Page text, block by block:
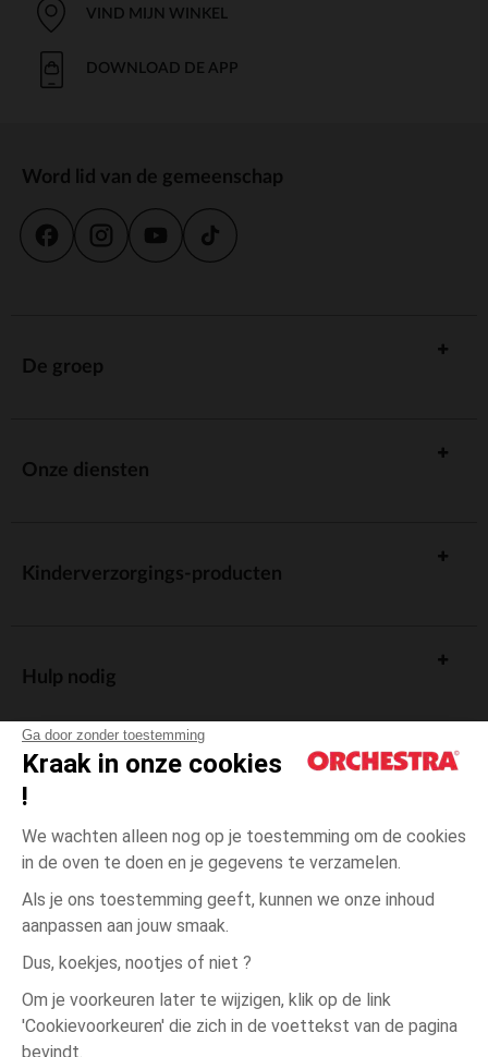
Ga door zonder toestemming
Kraak in onze cookies
!
We wachten alleen nog op je toestemming om de cookies
in de oven te doen en je gegevens te verzamelen.
Als je ons toestemming geeft, kunnen we onze inhoud
aanpassen aan jouw smaak.
Dus, koekjes, nootjes of niet ?
Om je voorkeuren later te wijzigen, klik op de link
'Cookievoorkeuren' die zich in de voettekst van de pagina
bevindt.
Beige Beige
3
VIND MIJN WINKEL
DOWNLOAD DE APP
Word lid van de gemeenschap
De groep
Onze diensten
Kinderverzorgings-producten
Hulp nodig
Algemene verkoopsvoorwaarden
Wettelijke bepalingen
Persoonsgegevens